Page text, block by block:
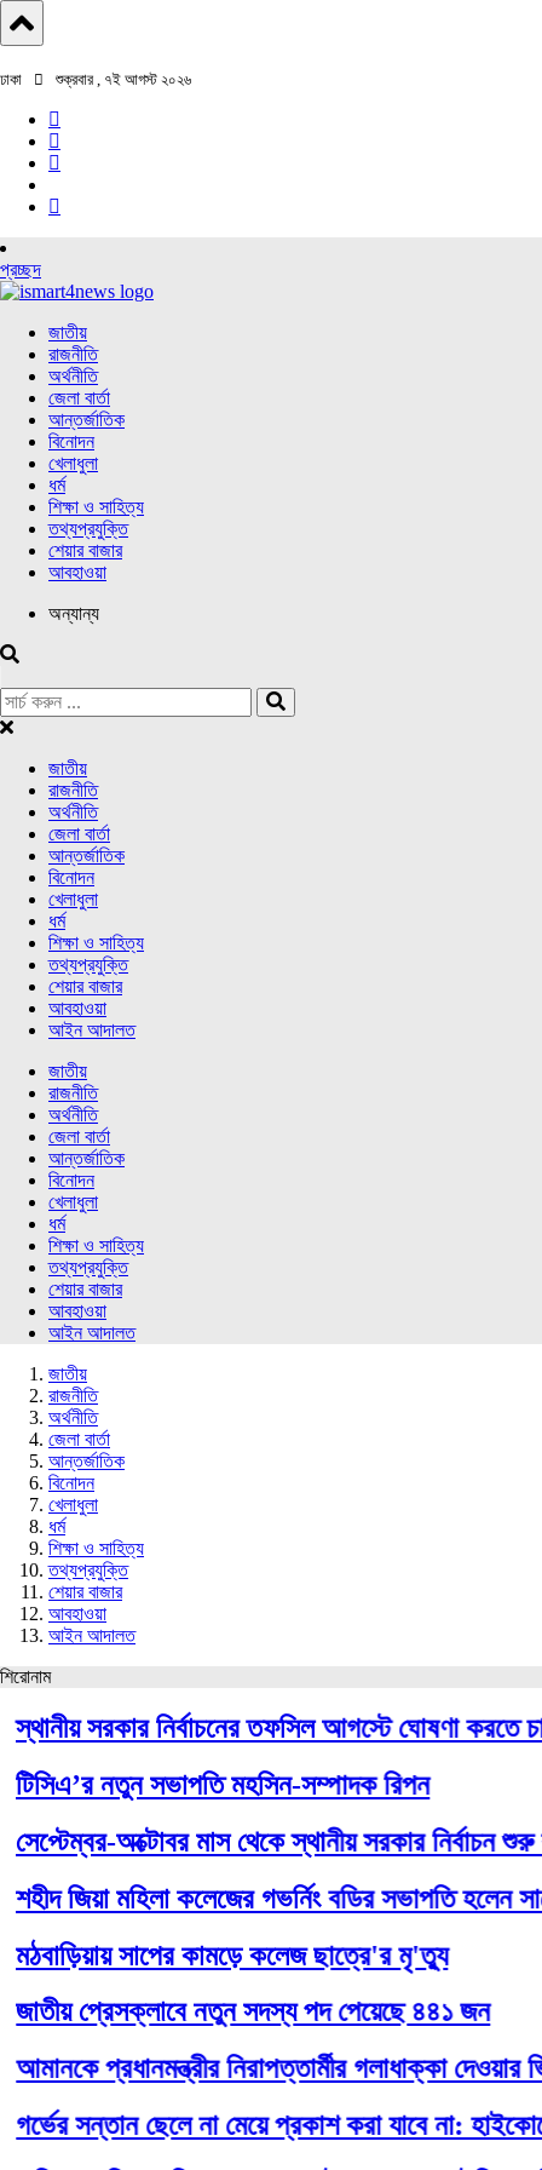
ঢাকা শুক্রবার , ৭ই আগস্ট ২০২৬
প্রচ্ছদ
জাতীয়
রাজনীতি
অর্থনীতি
জেলা বার্তা
আন্তর্জাতিক
বিনোদন
খেলাধুলা
ধর্ম
শিক্ষা ও সাহিত্য
তথ্যপ্রযুক্তি
শেয়ার বাজার
আবহাওয়া
অন্যান্য
জাতীয়
রাজনীতি
অর্থনীতি
জেলা বার্তা
আন্তর্জাতিক
বিনোদন
খেলাধুলা
ধর্ম
শিক্ষা ও সাহিত্য
তথ্যপ্রযুক্তি
শেয়ার বাজার
আবহাওয়া
আইন আদালত
জাতীয়
রাজনীতি
অর্থনীতি
জেলা বার্তা
আন্তর্জাতিক
বিনোদন
খেলাধুলা
ধর্ম
শিক্ষা ও সাহিত্য
তথ্যপ্রযুক্তি
শেয়ার বাজার
আবহাওয়া
আইন আদালত
জাতীয়
রাজনীতি
অর্থনীতি
জেলা বার্তা
আন্তর্জাতিক
বিনোদন
খেলাধুলা
ধর্ম
শিক্ষা ও সাহিত্য
তথ্যপ্রযুক্তি
শেয়ার বাজার
আবহাওয়া
আইন আদালত
শিরোনাম
সরকার নির্বাচনের তফসিল আগস্টে ঘোষণা করতে চায় ইসি
নতুন সভাপতি মহসিন-সম্পাদক রিপন
অক্টোবর মাস থেকে স্থানীয় সরকার নির্বাচন শুরু
জিয়া মহিলা কলেজের গভর্নিং বডির সভাপতি হলেন সাহেদ
সাপের কামড়ে কলেজ ছাত্রে'র মৃ'ত্যু
প্রেসক্লাবে নতুন সদস্য পদ পেয়েছে ৪৪১ জন
প্রধানমন্ত্রীর নিরাপত্তার্মীর গলাধাক্কা দেওয়ার ভিডিও
সন্তান ছেলে না মেয়ে প্রকাশ করা যাবে না: হাইকোর্টের